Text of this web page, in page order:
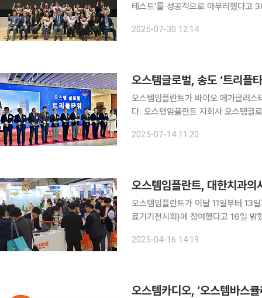
테스트’를 성공적으로 마무리했다고 30일 밝혔다. 이번 행사는 지난해 열
화와 관심 고취를 위해 기획했다. 일
2025-07-30 12:14
오스템글로벌, 송도 ‘트리플
오스템임플란트가 바이오 메가클러
다. 오스템임플란트 자회사 오스템글로벌은 송도 5·7공구 첨단산업클러스터 내에 완공한 트리플타
최규옥 오스템임플란트 회장과 김해
2025-07-14 11:20
오스템임플란트, 대한치과
오스템임플란트가 이달 11일부터 13
료기기전시회)에 참여했다고 16일
획해 이색적인 느낌을 전달했고 회사
2025-04-16 14:19
오스템카디오, ‘오스템바스